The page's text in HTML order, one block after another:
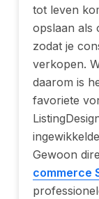
tot leven
opslaan als
zodat je
verkopen.
daarom is
favoriete
Gewoon
commerce